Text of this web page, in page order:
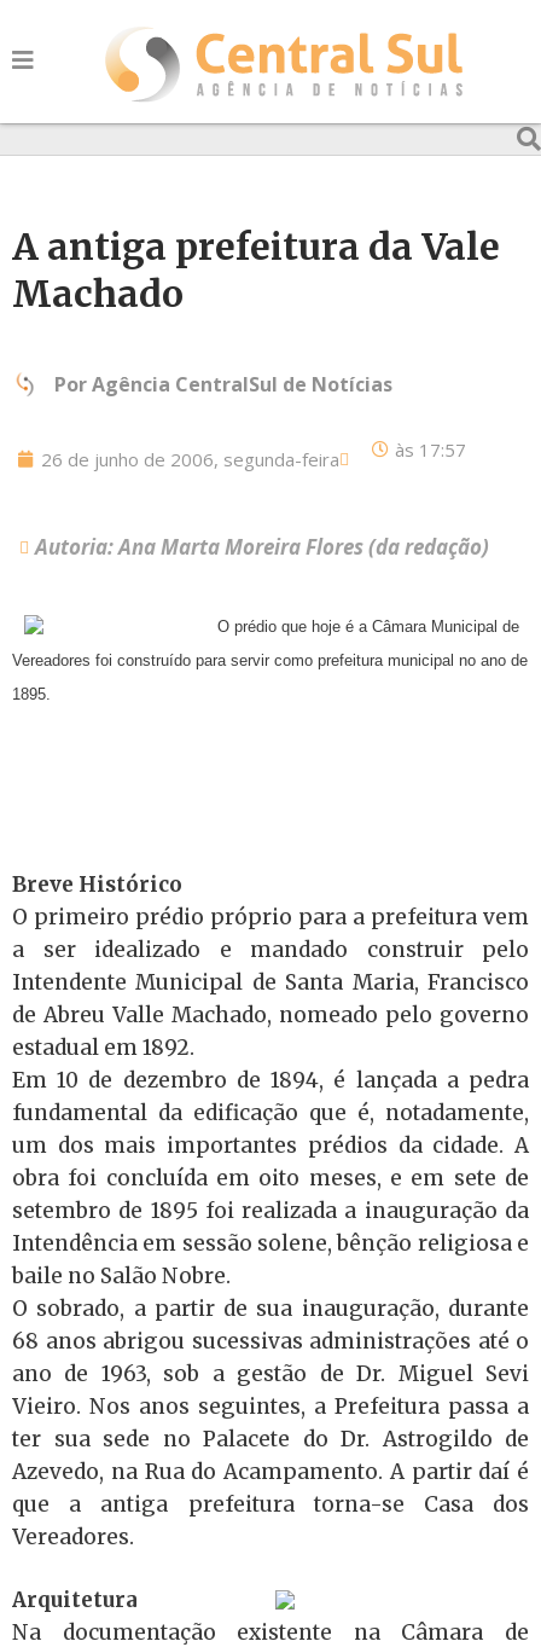
A antiga prefeitura da Vale
Machado
PorAgência CentralSul de Notícias
26 de junho de 2006, segunda-feira às 17:57
Autoria: Ana Marta Moreira Flores (da redação)
O prédio que hoje é a Câmara Municipal de
Vereadores foi construído para servir como prefeitura municipal no ano de
1895.
Breve Histórico
O primeiro prédio próprio para a prefeitura vem
a ser idealizado e mandado construir pelo
Intendente Municipal de Santa Maria, Francisco
de Abreu Valle Machado, nomeado pelo governo
estadual em 1892.
Em 10 de dezembro de 1894, é lançada a pedra
fundamental da edificação que é, notadamente,
um dos mais importantes prédios da cidade. A
obra foi concluída em oito meses, e em sete de
setembro de 1895 foi realizada a inauguração da
Intendência em sessão solene, bênção religiosa e
baile no Salão Nobre.
O sobrado, a partir de sua inauguração, durante
68 anos abrigou sucessivas administrações até o
ano de 1963, sob a gestão de Dr. Miguel Sevi
Vieiro. Nos anos seguintes, a Prefeitura passa a
ter sua sede no Palacete do Dr. Astrogildo de
Azevedo, na Rua do Acampamento. A partir daí é
que a antiga prefeitura torna-se Casa dos
Vereadores.
Arquitetura
Na documentação existente na Câmara de